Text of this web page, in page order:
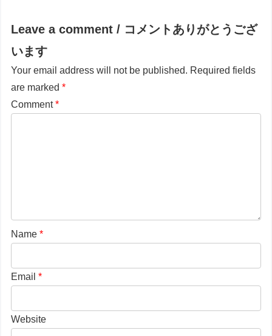
Leave a comment / コメントありがとうござ
います
Your email address will not be published. Required fields
are marked*
Comment*
Name*
Email*
Website